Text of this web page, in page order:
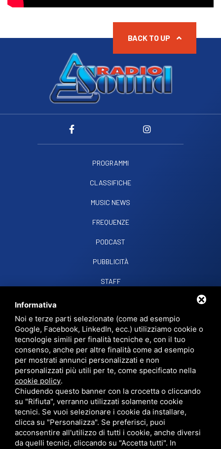
PROGRAMMI
CLASSIFICHE
MUSIC NEWS
FREQUENZE
PODCAST
PUBBLICITÀ
STAFF
RADIO SOUND SNCVIALE PAPA GIOVANNI XXIII, 39, 44021 CODIGORO FE
D.L. 34/2019 EROG. PUBBLICHE
PRIVACY•SITEMAP• QUESTO SITO È PROTETTO DA GOOGLE RECAPTCHA
V3,PRIVACY POLICYETERMS OF SERVICEDI GOOGLE.
BACK TO UP
Informativa
Noi e terze parti selezionate (come ad esempio
Google, Facebook, LinkedIn, ecc.) utilizziamo cookie o
tecnologie simili per finalità tecniche e, con il tuo
consenso, anche per altre finalità come ad esempio
per mostrati annunci personalizzati e non
personalizzati più utili per te, come specificato nella
cookie policy.
Chiudendo questo banner con la crocetta o cliccando
su "Rifiuta", verranno utilizzati solamente cookie
tecnici. Se vuoi selezionare i cookie da installare,
clicca su "Personalizza". Se preferisci, puoi
acconsentire all'utilizzo di tutti i cookie, anche diversi
da quelli tecnici, cliccando su "Accetta tutti". In